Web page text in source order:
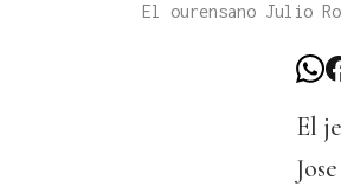
El ourensano Julio
El